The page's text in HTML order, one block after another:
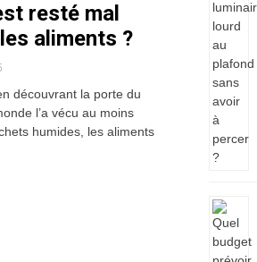
resté mal
aliments ?
découvrant la porte du
l’a vécu au moins
humides, les aliments